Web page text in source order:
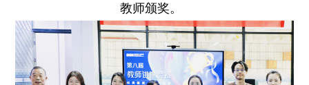
教师颁奖。